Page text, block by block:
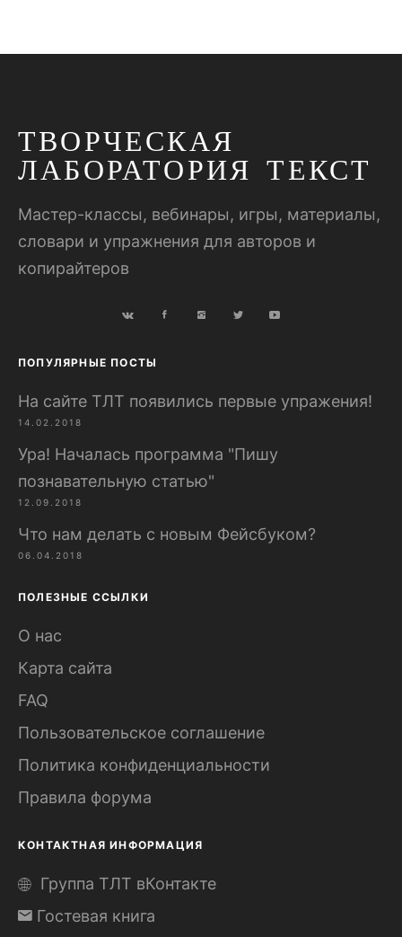
ТВОРЧЕСКАЯ
ЛАБОРАТОРИЯ ТЕКСТ
Мастер-классы, вебинары, игры, материалы,
словари и упражнения для авторов и
копирайтеров
ПОПУЛЯРНЫЕ ПОСТЫ
На сайте ТЛТ появились первые упражения!
14.02.2018
Ура! Началась программа "Пишу
познавательную статью"
12.09.2018
Что нам делать с новым Фейсбуком?
06.04.2018
ПОЛЕЗНЫЕ ССЫЛКИ
О нас
Карта сайта
FAQ
Пользовательское соглашение
Политика конфиденциальности
Правила форума
КОНТАКТНАЯ ИНФОРМАЦИЯ
Группа ТЛТ вКонтакте
Гостевая книга